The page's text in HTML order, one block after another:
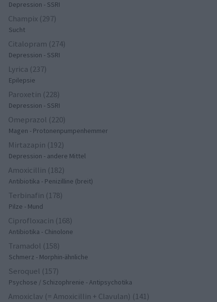
Depression - SSRI
Champix (297)
Sucht
Citalopram (274)
Depression - SSRI
Lyrica (237)
Epilepsie
Paroxetin (228)
Depression - SSRI
Omeprazol (220)
Magen - Protonenpumpenhemmer
Mirtazapin (192)
Depression - andere Mittel
Amoxicillin (182)
Antibiotika - Penizilline (breit)
Terbinafin (178)
Pilze - Mund
Ciprofloxacin (168)
Antibiotika - Chinolone
Tramadol (158)
Schmerz - Morphin-ähnliche
Seroquel (157)
Psychose / Schizophrenie - Antipsychotika
Amoxiclav (= Amoxicillin + Clavulan) (141)